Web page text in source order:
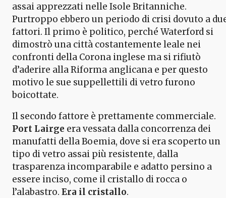
assai apprezzati nelle Isole Britanniche.
Purtroppo ebbero un periodo di crisi dovuto a
fattori. Il primo è politico, perché Waterford si
dimostrò una città costantemente leale nei
confronti della Corona inglese ma si rifiutò
d’aderire alla Riforma anglicana e per questo
motivo le sue suppellettili di vetro furono
boicottate.
Il secondo fattore è prettamente commerciale.
Port Lairge era vessata dalla concorrenza dei
manufatti della Boemia, dove si era scoperto un
tipo di vetro assai più resistente, dalla
trasparenza incomparabile e adatto persino a
essere inciso, come il cristallo di rocca o
l’alabastro. Era il cristallo.